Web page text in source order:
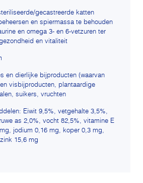
gecastreerde katten
en spiermassa te behouden
en omega 3- en 6-vetzuren ter
en vitaliteit
en dierlijke bijproducten (waarvan
visbijproducten, plantaardige
suikers, vruchten
Eiwit 9,5%, vetgehalte 3,5%,
as 2,0%, vocht 82,5%, vitamine E
jodium 0,16 mg, koper 0,3 mg,
15,6 mg